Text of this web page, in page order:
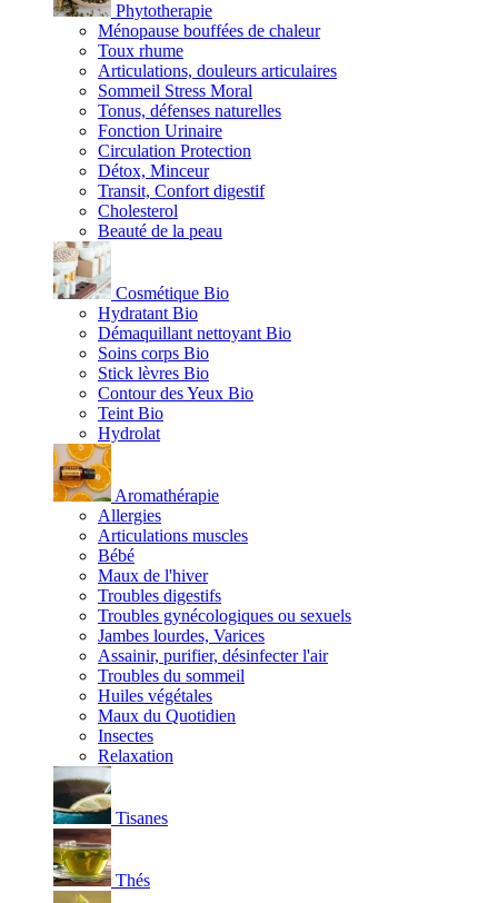
Phytotherapie
Ménopause bouffées de chaleur
Toux rhume
Articulations, douleurs articulaires
Sommeil Stress Moral
Tonus, défenses naturelles
Fonction Urinaire
Circulation Protection
Détox, Minceur
Transit, Confort digestif
Cholesterol
Beauté de la peau
Cosmétique Bio
Hydratant Bio
Démaquillant nettoyant Bio
Soins corps Bio
Stick lèvres Bio
Contour des Yeux Bio
Teint Bio
Hydrolat
Aromathérapie
Allergies
Articulations muscles
Bébé
Maux de l'hiver
Troubles digestifs
Troubles gynécologiques ou sexuels
Jambes lourdes, Varices
Assainir, purifier, désinfecter l'air
Troubles du sommeil
Huiles végétales
Maux du Quotidien
Insectes
Relaxation
Tisanes
Thés